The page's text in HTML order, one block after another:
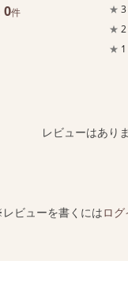
0件 ★ 3
★ 2
★ 1
レビューはあり
ビューを書くにはログ